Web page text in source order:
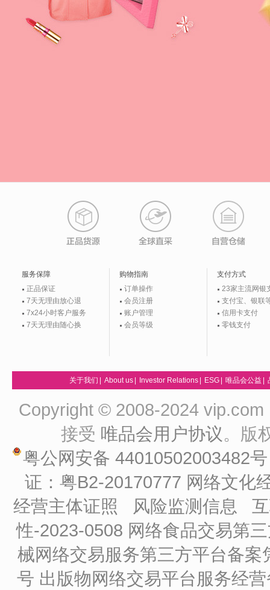
服务保障
正品保证
7天无理由放心退
7x24小时客户服务
7天无理由随心换
购物指南
订单操作
会员注册
账户管理
会员等级
支付方式
23家主流网银
支付宝、银联
信用卡支付
零钱支付
关于我们 About us Investor Relations ESG 唯品会公益
Copyright © 2008-2024
接受 唯品会用户协议。版
粤公网安备 44010502003482
证：粤B2-20170777 网络文化
经营主体证照
风险监测信息
性-2023-0508 网络食品交易第
械网络交易服务第三方平台备
号 出版物网络交易平台服务经